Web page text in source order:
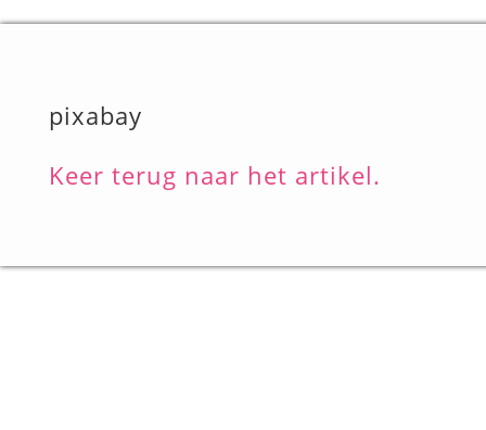
pixabay
Keer terug naar het artikel.